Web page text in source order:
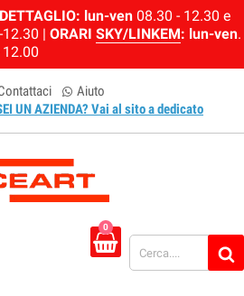
lun-ven 08.30 - 12.30 e
| ORARI SKY/LINKEM: lun-ven.
12.00
Aiuto
UN AZIENDA? Vai al sito a dedicato
0